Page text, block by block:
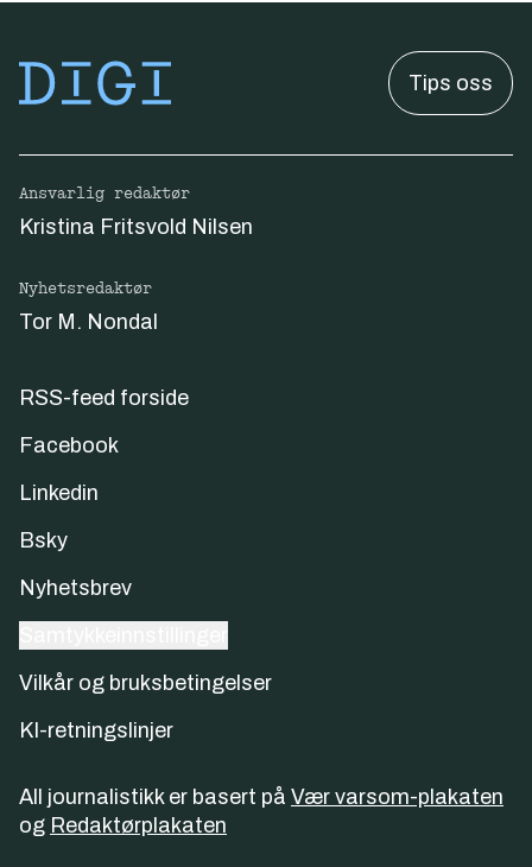
Tips oss
Ansvarlig redaktør
Kristina Fritsvold Nilsen
Nyhetsredaktør
Tor M. Nondal
RSS-feed forside
Facebook
Linkedin
Bsky
Nyhetsbrev
Vilkår og bruksbetingelser
KI-retningslinjer
All journalistikk er basert på Vær varsom-plakaten
og Redaktørplakaten